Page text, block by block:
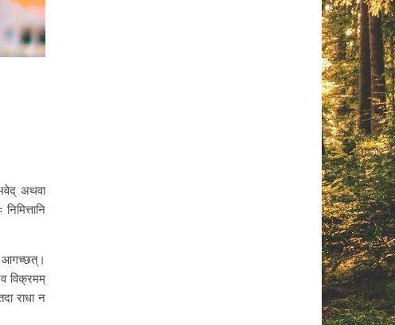
अथवा
आगच्छत्।
विक्रमम्
राधा न